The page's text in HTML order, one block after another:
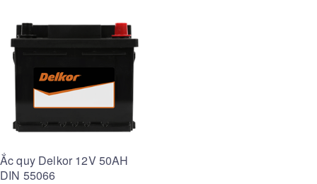
Ắc quy Delkor 12V 50AH
DIN 55066